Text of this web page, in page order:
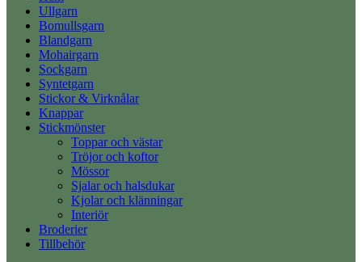
Ullgarn
Bomullsgarn
Blandgarn
Mohairgarn
Sockgarn
Syntetgarn
Stickor & Virknålar
Knappar
Stickmönster
Toppar och västar
Tröjor och koftor
Mössor
Sjalar och halsdukar
Kjolar och klänningar
Interiör
Broderier
Tillbehör